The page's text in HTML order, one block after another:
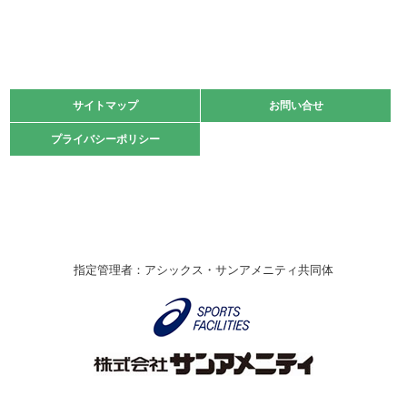
緑ケ丘体育館
2021.10.23
卓球選手権大会ラージボールの部開催☆
伊丹市総合体育大会 バレーボール大会が開催されました
なわとびイベントを開催しました！
サイトマップ お問い合せ
プライバシーポリシー
サイトマップ お問い合せ
プライバシーポリシー
指定管理者：アシックス・サンアメニティ共同体